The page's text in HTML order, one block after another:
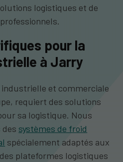
logistiques et de
pour la
à Jarry
et commerciale
requiert des solutions
sa logistique. Nous
systèmes de froid
spécialement adaptés aux
plateformes logistiques